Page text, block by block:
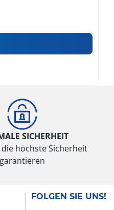
SICHERHEIT
höchste Sicherheit
garantieren
FOLGEN SIE UNS!